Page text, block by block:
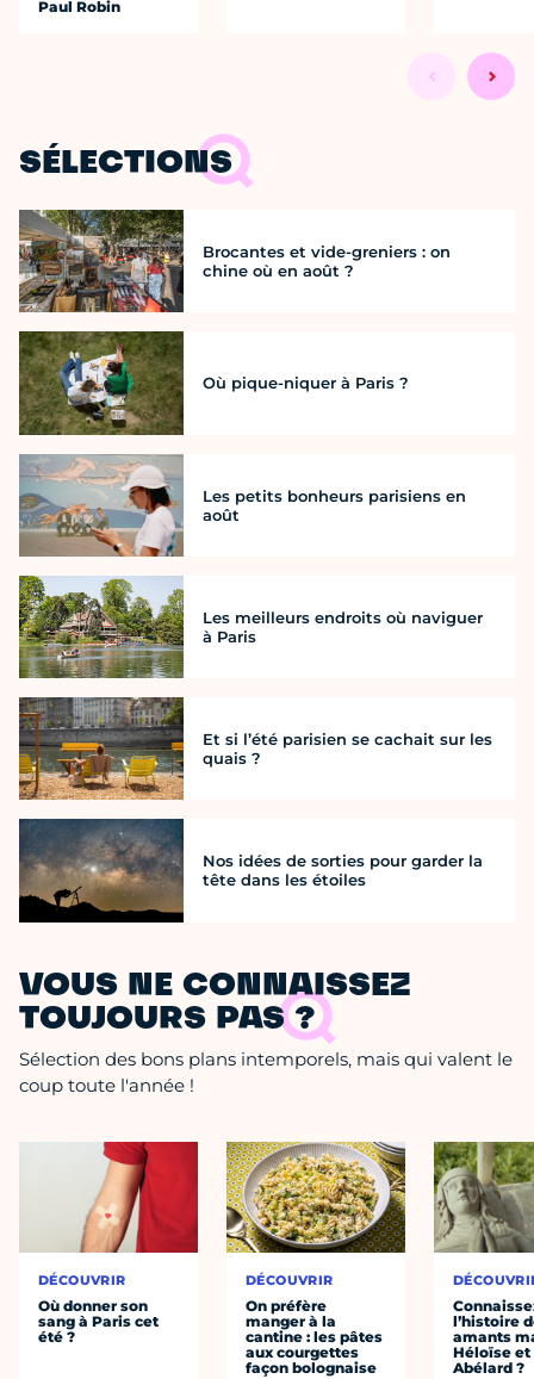
Paul Robin
SÉLECTIONS
Brocantes et vide-greniers : on
chine où en août ?
Où pique-niquer à Paris ?
Les petits bonheurs parisiens en
août
Les meilleurs endroits où naviguer
à Paris
Et si l’été parisien se cachait sur les
quais ?
Nos idées de sorties pour garder la
tête dans les étoiles
VOUS NE CONNAISSEZ
TOUJOURS PAS ?
Sélection des bons plans intemporels, mais qui valent le
coup toute l'année !
DÉCOUVRIR
Où donner son
sang à Paris cet
été ?
DÉCOUVRIR
On préfère
manger à la
cantine : les pâtes
aux courgettes
façon bolognaise
l’histoire
amants
Héloïse et
Abélard ?